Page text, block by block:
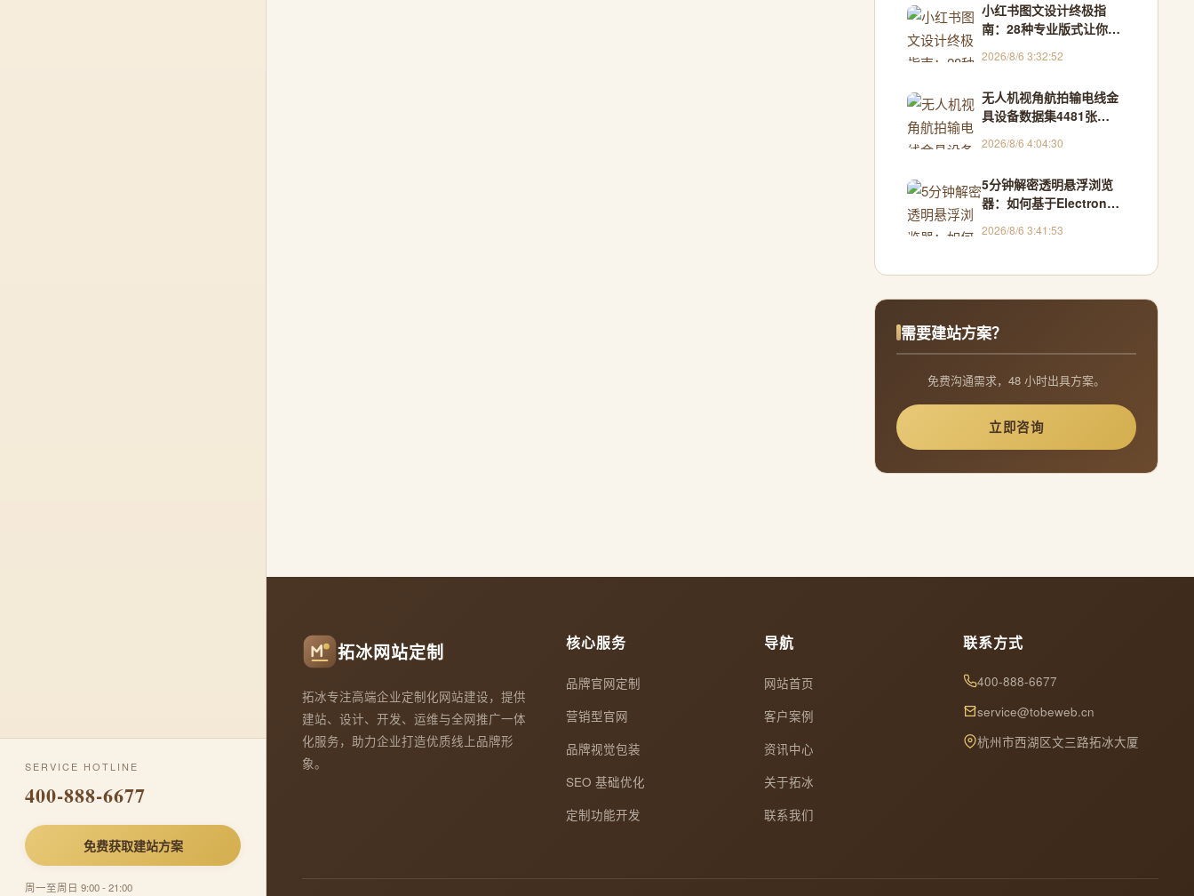
SERVICE HOTLINE
400-888-6677
免费获取建站方案
周一至周日 9:00 - 21:00
小红书图文设计终极指
南：28种专业版式让你的
2026/8/6 3:32:52
无人机视角航拍输电线金
具设备数据集4481张
2026/8/6 4:04:30
5分钟解密透明悬浮浏览
器：如何基于Electron构
2026/8/6 3:41:53
需要建站方案？
免费沟通需求，48 小时出具方案。
立即咨询
拓冰网站定制
拓冰专注高端企业定制化网站建设，提供
建站、设计、开发、运维与全网推广一体
化服务，助力企业打造优质线上品牌形
象。
核心服务
品牌官网定制
营销型官网
品牌视觉包装
SEO 基础优化
定制功能开发
导航
网站首页
客户案例
资讯中心
关于拓冰
联系我们
联系方式
400-888-6677
service@tobeweb.cn
杭州市西湖区文三路拓冰大厦